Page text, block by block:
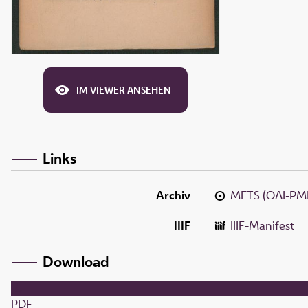
IM VIEWER ANSEHEN
Links
Archiv
METS (OAI-
IIIF
IIIF-Manifest
Download
PDF